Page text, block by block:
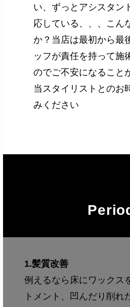
い、ずっとアシスタン
応している、、、こん
か？当店は最初から最
ッフが責任を持って施
のでご不安になること
当スタイリストとのお
みください
1.髪質改善
例えるなら床にワックス
トメント、凹んだり削れ